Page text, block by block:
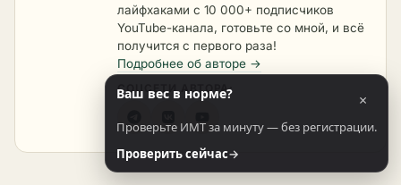
лайфхаками с 10 000+ подписчиков
YouTube-канала, готовьте со мной, и всё
получится с первого раза!
Подробнее об авторе →
СОЦСЕТИ АВТОРА:
Ваш вес в норме? ×
Проверьте ИМТ за минуту — без регистрации.
Проверить сейчас→